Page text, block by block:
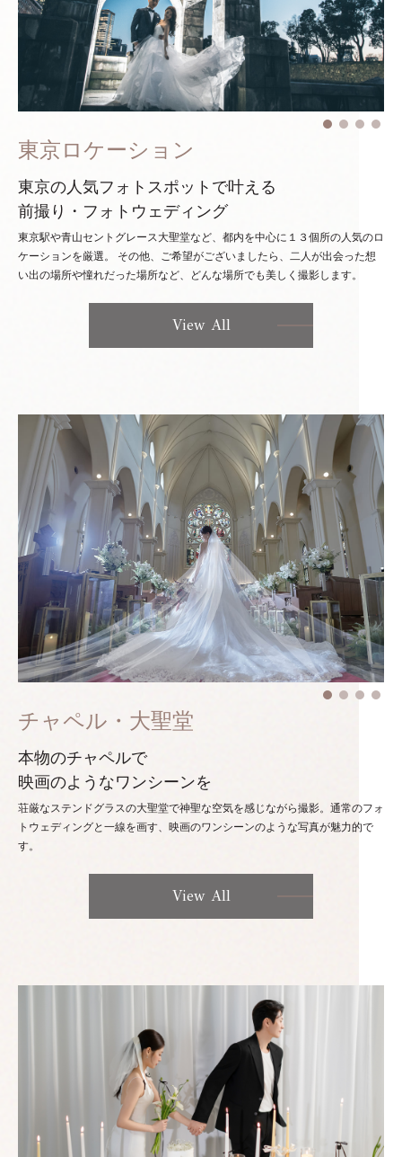
東京ロケーション
東京の人気フォトスポットで叶える
前撮り・フォトウェディング
東京駅や青山セントグレース大聖堂など、都内を中心に１３個所の人気のロ
ケーションを厳選。 その他、ご希望がございましたら、二人が出会った想
い出の場所や憧れだった場所など、どんな場所でも美しく撮影します。
View All
チャペル・大聖堂
本物のチャペルで
映画のようなワンシーンを
荘厳なステンドグラスの大聖堂で神聖な空気を感じながら撮影。通常のフォ
トウェディングと一線を画す、映画のワンシーンのような写真が魅力的で
す。
View All